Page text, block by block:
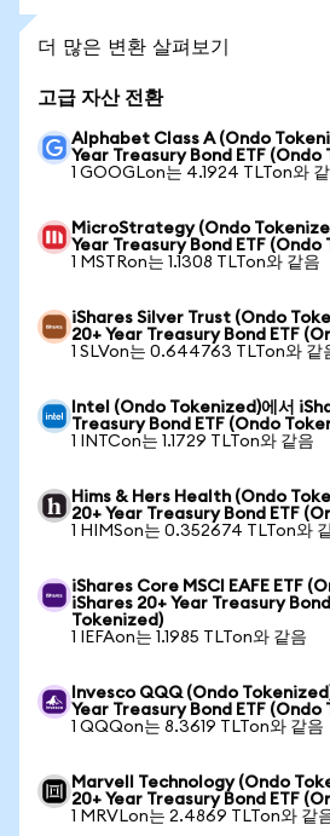
더 많은 변환 살펴보기
고급 자산 전환
Alphabet Class A (Ondo
Year Treasury Bond ETF (Ondo
1 GOOGLon는 4.1924 TLTon와
MicroStrategy (Ondo
Year Treasury Bond ETF (Ondo
1 MSTRon는 1.1308 TLTon와 같음
iShares Silver Trust (Ondo
20+ Year Treasury Bond ETF
1 SLVon는 0.644763 TLTon와 같
Intel (Ondo Tokenized)에서
Treasury Bond ETF (Ondo
1 INTCon는 1.1729 TLTon와 같음
Hims & Hers Health (Ondo
20+ Year Treasury Bond ETF
1 HIMSon는 0.352674 TLTon와
iShares Core MSCI EAFE ETF
iShares 20+ Year Treasury
Tokenized)
1 IEFAon는 1.1985 TLTon와 같음
Invesco QQQ (Ondo
Year Treasury Bond ETF (Ondo
1 QQQon는 8.3619 TLTon와 같음
Marvell Technology (Ondo
20+ Year Treasury Bond ETF
1 MRVLon는 2.4869 TLTon와 같